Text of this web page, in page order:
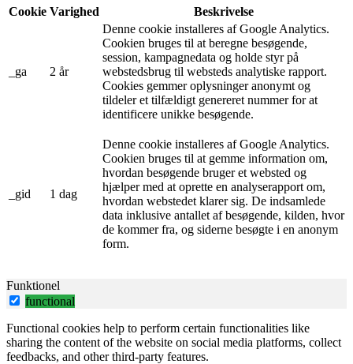
Cookie Varighed Beskrivelse
_ga 2 år
Denne cookie installeres af Google Analytics.
Cookien bruges til at beregne besøgende,
session, kampagnedata og holde styr på
webstedsbrug til websteds analytiske rapport.
Cookies gemmer oplysninger anonymt og
tildeler et tilfældigt genereret nummer for at
identificere unikke besøgende.
_gid 1 dag
Denne cookie installeres af Google Analytics.
Cookien bruges til at gemme information om,
hvordan besøgende bruger et websted og
hjælper med at oprette en analyserapport om,
hvordan webstedet klarer sig. De indsamlede
data inklusive antallet af besøgende, kilden, hvor
de kommer fra, og siderne besøgte i en anonym
form.
Funktionel
functional
Functional cookies help to perform certain functionalities like
sharing the content of the website on social media platforms, collect
feedbacks, and other third-party features.